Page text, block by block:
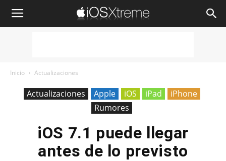
iOSXtreme
Inicio Actualizaciones
Actualizaciones Apple iOS iPad
iPhone
Rumores
iOS 7.1 puede llegar
antes de lo previsto